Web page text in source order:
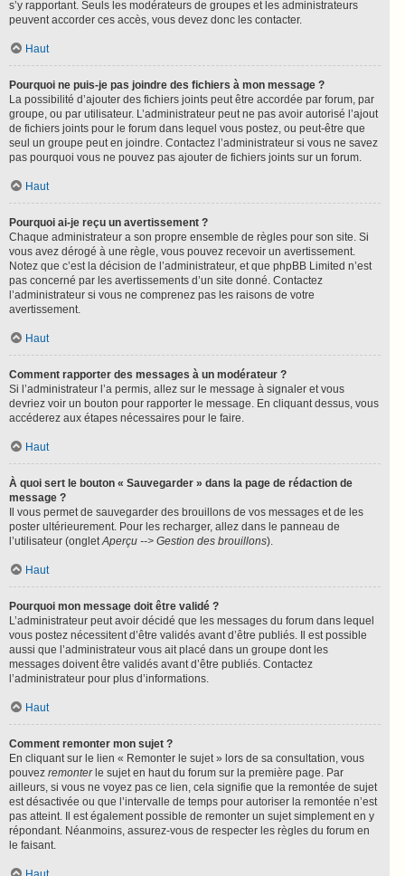
s’y rapportant. Seuls les modérateurs de groupes et les administrateurs
peuvent accorder ces accès, vous devez donc les contacter.
Haut
Pourquoi ne puis-je pas joindre des fichiers à mon message ?
La possibilité d’ajouter des fichiers joints peut être accordée par forum, par
groupe, ou par utilisateur. L’administrateur peut ne pas avoir autorisé l’ajout
de fichiers joints pour le forum dans lequel vous postez, ou peut-être que
seul un groupe peut en joindre. Contactez l’administrateur si vous ne savez
pas pourquoi vous ne pouvez pas ajouter de fichiers joints sur un forum.
Haut
Pourquoi ai-je reçu un avertissement ?
Chaque administrateur a son propre ensemble de règles pour son site. Si
vous avez dérogé à une règle, vous pouvez recevoir un avertissement.
Notez que c’est la décision de l’administrateur, et que phpBB Limited n’est
pas concerné par les avertissements d’un site donné. Contactez
l’administrateur si vous ne comprenez pas les raisons de votre
avertissement.
Haut
Comment rapporter des messages à un modérateur ?
Si l’administrateur l’a permis, allez sur le message à signaler et vous
devriez voir un bouton pour rapporter le message. En cliquant dessus, vous
accéderez aux étapes nécessaires pour le faire.
Haut
À quoi sert le bouton « Sauvegarder » dans la page de rédaction de
message ?
Il vous permet de sauvegarder des brouillons de vos messages et de les
poster ultérieurement. Pour les recharger, allez dans le panneau de
l’utilisateur (ongletAperçu --> Gestion des brouillons).
Haut
Pourquoi mon message doit être validé ?
L’administrateur peut avoir décidé que les messages du forum dans lequel
vous postez nécessitent d’être validés avant d’être publiés. Il est possible
aussi que l’administrateur vous ait placé dans un groupe dont les
messages doivent être validés avant d’être publiés. Contactez
l’administrateur pour plus d’informations.
Haut
Comment remonter mon sujet ?
En cliquant sur le lien « Remonter le sujet » lors de sa consultation, vous
pouvez remonterle sujet en haut du forum sur la première page. Par
ailleurs, si vous ne voyez pas ce lien, cela signifie que la remontée de sujet
est désactivée ou que l’intervalle de temps pour autoriser la remontée n’est
pas atteint. Il est également possible de remonter un sujet simplement en y
répondant. Néanmoins, assurez-vous de respecter les règles du forum en
le faisant.